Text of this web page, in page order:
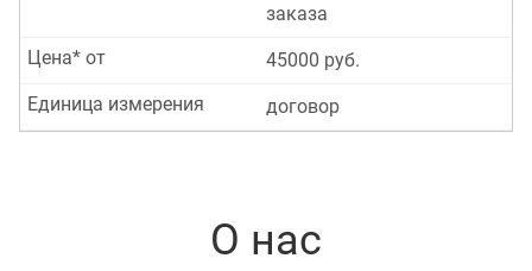
заказа
45000 руб.
Цена* от
договор
Единица измерения
О нас